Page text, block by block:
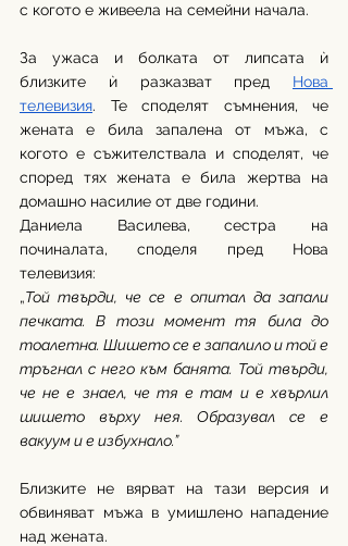
с когото е живеела на семейни начала.
За ужаса и болката от липсата ѝ
близките ѝ разказват пред Нова
телевизия. Те споделят съмнения, че
жената е била запалена от мъжа, с
когото е съжителствала и споделят, че
според тях жената е била жертва на
домашно насилие от две години.
Даниела Василева, сестра на
починалата, споделя пред Нова
телевизия:
„Той твърди, че се е опитал да запали
печката. В този момент тя била до
тоалетна. Шишето се е запалило и той е
тръгнал с него към банята. Той твърди,
че не е знаел, че тя е там и е хвърлил
шишето върху нея. Образувал се е
вакуум и е избухнало.”
Близките не вярват на тази версия и
обвиняват мъжа в умишлено нападение
над жената.